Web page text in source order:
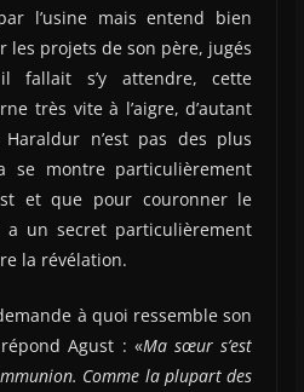
l’usine mais entend bien
les projets de son père, jugés
fallait s’y attendre, cette
très vite à l’aigre, d’autant
n’est pas des plus
se montre particulièrement
et que pour couronner le
un secret particulièrement
la révélation.
à quoi ressemble son
Agust : «Ma sœur s’est
Comme la plupart des